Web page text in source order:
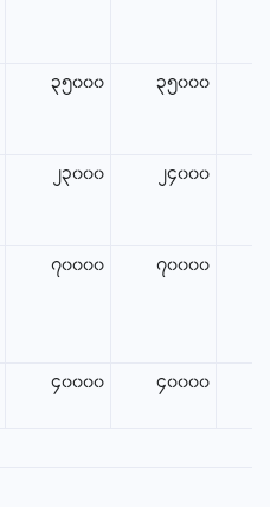
၃၅၀၀၀ ၃၅၀၀၀
၂၃၀၀၀ ၂၄၀၀၀
၇၀၀၀၀ ၇၀၀၀၀
၄၀၀၀၀ ၄၀၀၀၀